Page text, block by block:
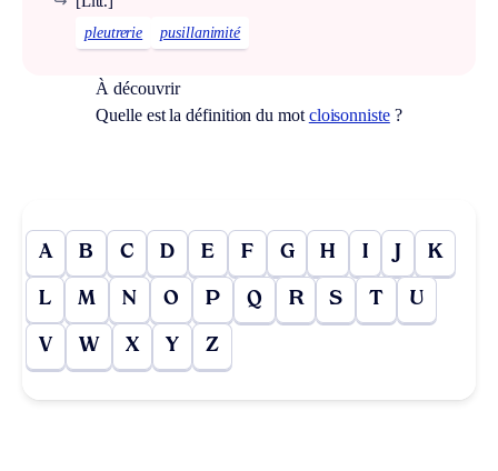
pleutrerie pusillanimité
À découvrir
Quelle est la définition du mot cloisonniste?
A B C D E F G H I J K
L M N O P Q R S T U
V W X Y Z